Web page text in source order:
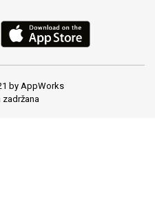
by AppWorks
zadržana